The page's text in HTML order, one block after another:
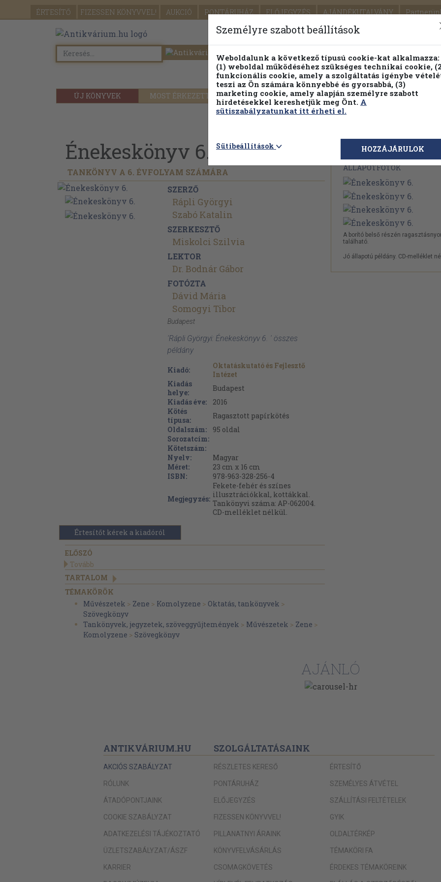
ÉRTESÍTŐ FIZESSEN KÖNYVVEL! AUKCIÓ PONTÁRUHÁZ ELŐJEGYZÉS AJÁNDÉKUTALVÁNY
SEGÍTSÉG
ÚJ KÖNYVEK MOST ÉRKEZETT PILLANATNYI ÁRAINK FENNTARTHATÓ
Részletes kereső Témaköri fa
Énekeskönyv 6.
TANKÖNYV A 6. ÉVFOLYAM SZÁMÁRA
SZERZŐ
Rápli Györgyi
Szabó Katalin
SZERKESZTŐ
Miskolci Szilvia
LEKTOR
Dr. Bodnár Gábor
FOTÓZTA
Dávid Mária
Somogyi Tibor
Budapest
'Rápli Györgyi: Énekeskönyv 6. ' összes
példány
Kiadó:
Oktatáskutató és Fejlesztő
Intézet
Kiadás
helye:
Budapest
Kiadás éve:
2016
Kötés
típusa:
Ragasztott papírkötés
Oldalszám:
95 oldal
Sorozatcím:
Kötetszám:
Nyelv:
Magyar
Méret:
23 cm x 16 cm
ISBN:
978-963-328-256-4
Megjegyzés:
Fekete-fehér és színes
illusztrációkkal, kottákkal.
Tankönyvi száma: AP-062004.
CD-melléklet nélkül.
Értesítőt kérek a kiadóról
ELŐSZÓ
Tovább
TARTALOM
TÉMAKÖRÖK
Művészetek > Zene > Komolyzene > Oktatás, tankönyvek >
Szövegkönyv
Tankönyvek, jegyzetek, szöveggyűjtemények > Művészetek > Zene >
Komolyzene > Szövegkönyv
Megvásárolható
ÁLLAPOTFOTÓK
A borító belső részén
található.
Jó állapotú példány. CD-melléklet
AJÁNLÓ
ANTIKVÁRIUM.HU
AKCIÓS SZABÁLYZAT
RÓLUNK
ÁTADÓPONTJAINK
COOKIE SZABÁLYZAT
ADATKEZELÉSI TÁJÉKOZTATÓ
ÜZLETSZABÁLYZAT/ÁSZF
KARRIER
SZOLGÁLTATÁSAINK
RÉSZLETES KERESŐ
PONTÁRUHÁZ
ELŐJEGYZÉS
FIZESSEN KÖNYVVEL!
PILLANATNYI ÁRAINK
KÖNYVFELVÁSÁRLÁS
CSOMAGKÖVETÉS
ÉRTESÍTŐ
SZEMÉLYES ÁTVÉTEL
SZÁLLÍTÁSI FELTÉTELEK
GYIK
OLDALTÉRKÉP
TÉMAKÖRI FA
ÉRDEKES TÉMAKÖREINK
Személyre szabott beállítások
Weboldalunk a következő típusú cookie-kat alkalmazza:
(1) weboldal működéséhez szükséges technikai cookie,
funkcionális cookie, amely a szolgáltatás igénybe
teszi az Ön számára könnyebbé és gyorsabbá, (3)
marketing cookie, amely alapján személyre szabott
hirdetésekkel kereshetjük meg Önt. A
sütiszabályzatunkat itt érheti el.
Sütibeállítások HOZZÁJÁRULOK